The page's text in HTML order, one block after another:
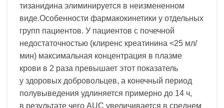
тизанидина элиминируется в неизмененном
виде.Особенности фармакокинетики у отдельных
групп пациентов. У пациентов с почечной
недостаточностью (клиренс креатинина <25 мл/
мин) максимальная концентрация в плазме
крови в 2 раза превышает этот показатель
у здоровых добровольцев, а конечный период
полувыведения удлиняется примерно до 14 ч,
в результате чего AUC увеличивается в среднем